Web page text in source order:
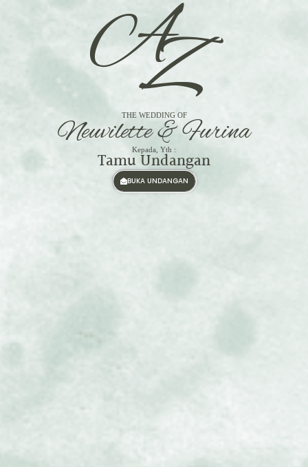
AZ
THE WEDDING OF
Neuvilette & Furina
Kepada, Yth :
Tamu Undangan
BUKA UNDANGAN